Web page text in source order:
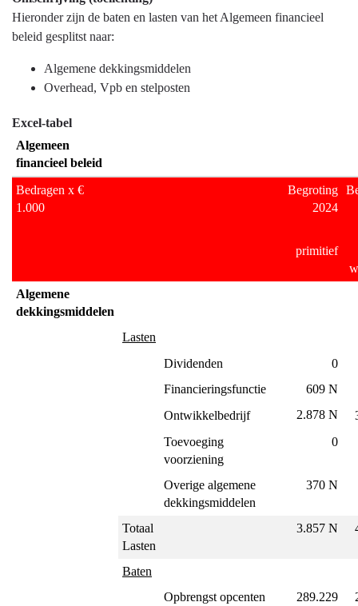
naar
navigatie
Algemeen
financieel
Specificatie
algemene
middelen
Hieronder zijn de baten en lasten van het Algemeen financieel
beleid gesplitst naar:
Algemene dekkingsmiddelen
Overhead, Vpb en stelposten
Excel-tabel
Algemeen
financieel beleid
Bedragen x €
1.000
Begroting
2024
primitief
Algemene
dekkingsmiddelen
Lasten
Dividenden
0
Financieringsfunctie
609 N
Ontwikkelbedrijf
2.878 N
Toevoeging
voorziening
0
Overige algemene
dekkingsmiddelen
370 N
Totaal
Lasten
3.857 N
Baten
Opbrengst opcenten
289.229